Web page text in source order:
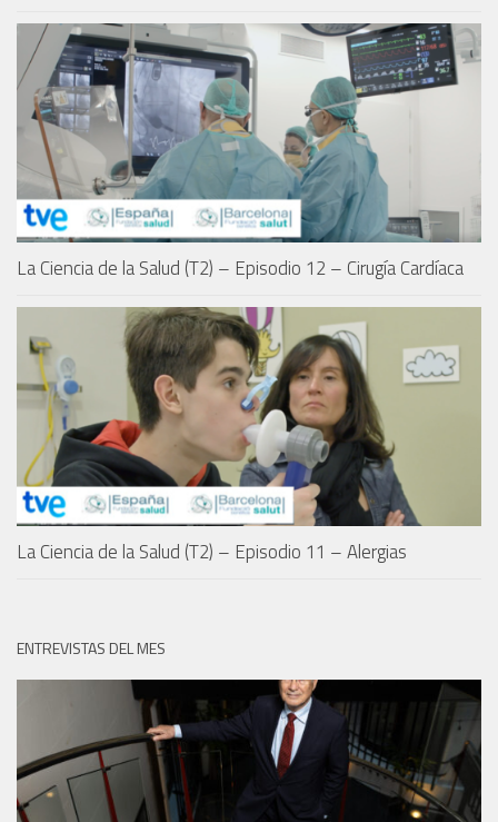
La Ciencia de la Salud (T2) – Episodio 12 – Cirugía Cardíaca
La Ciencia de la Salud (T2) – Episodio 11 – Alergias
ENTREVISTAS DEL MES